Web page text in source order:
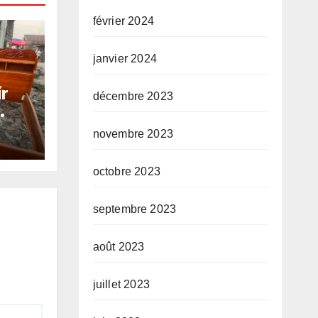
février 2024
janvier 2024
décembre 2023
novembre 2023
octobre 2023
septembre 2023
août 2023
juillet 2023